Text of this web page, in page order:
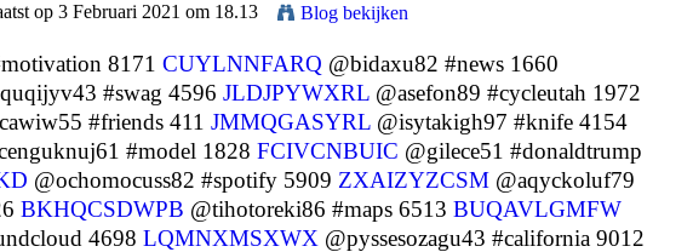
op 3 Februari 2021 om 18.13 Blog bekijken
8171 CUYLNNFARQ @bidaxu82 #news 1660
#swag 4596 JLDJPYWXRL @asefon89 #cycleutah 1972
#friends 411 JMMQGASYRL @isytakigh97 #knife 4154
#model 1828 FCIVCNBUIC @gilece51 #donaldtrump
@ochomocuss82 #spotify 5909 ZXAIZYZCSM @aqyckoluf79
BKHQCSDWPB @tihotoreki86 #maps 6513 BUQAVLGMFW
4698 LQMNXMSXWX @pyssesozagu43 #california 9012